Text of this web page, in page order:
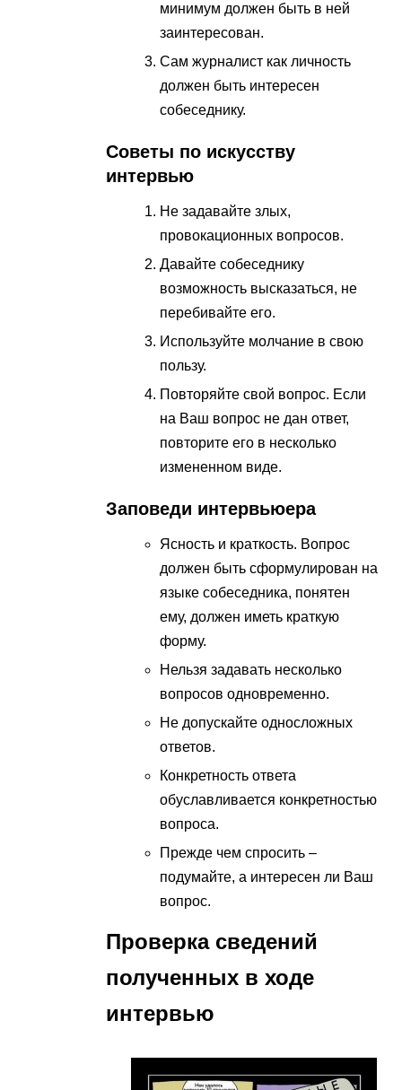
минимум должен быть в ней
заинтересован.
Сам журналист как личность
должен быть интересен
собеседнику.
Советы по искусству
интервью
Не задавайте злых,
провокационных вопросов.
Давайте собеседнику
возможность высказаться, не
перебивайте его.
Используйте молчание в свою
пользу.
Повторяйте свой вопрос. Если
на Ваш вопрос не дан ответ,
повторите его в несколько
измененном виде.
Заповеди интервьюера
Ясность и краткость. Вопрос
должен быть сформулирован на
языке собеседника, понятен
ему, должен иметь краткую
форму.
Нельзя задавать несколько
вопросов одновременно.
Не допускайте односложных
ответов.
Конкретность ответа
обуславливается конкретностью
вопроса.
Прежде чем спросить –
подумайте, а интересен ли Ваш
вопрос.
Проверка сведений
полученных в ходе
интервью